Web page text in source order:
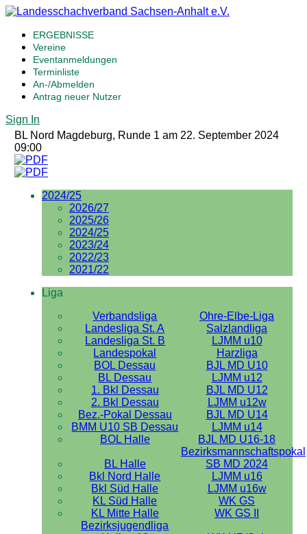
ERGEBNISSE
Vereine
Eventanmeldungen
Terminliste
An-/Abmelden
Antrag neuer Nutzer
Sign In
BL Nord Magdeburg, Runde 1 am 22. September 2024
09:00
2024/25
2026/27
2025/26
2024/25
2023/24
2022/23
2021/22
Liga
Verbandsliga
Ohre-Elbe-Liga
Landesliga St. A
Salzlandliga
Landesliga St. B
LJMM u10
Landespokal
Harzliga
BOL Dessau
BJL MD U10
BL Dessau
LJMM u12
1. Bkl Dessau
BJL MD U12
2. Bkl Dessau
LJMM u12w
Bez.-Pokal Dessau
BJL MD U14
BMM U10 SB Dessau
LJMM u14
BOL Halle
BJL MD U16-18
BL Halle
Bezirksmannschaftspokal
SB MD 2024
Bkl Nord Halle
LJMM u16
Bkl Süd Halle
LJMM u16w
KL Süd Halle
WK GS
KL Mitte Halle
WK GS II
Bezirksjugendliga